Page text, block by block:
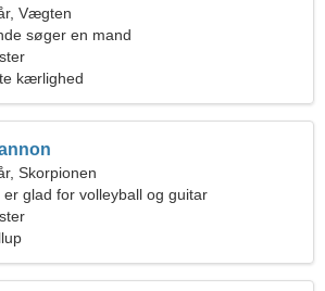
Vægten
søger en mand
kærlighed
Skorpionen
er glad for volleyball og guitar